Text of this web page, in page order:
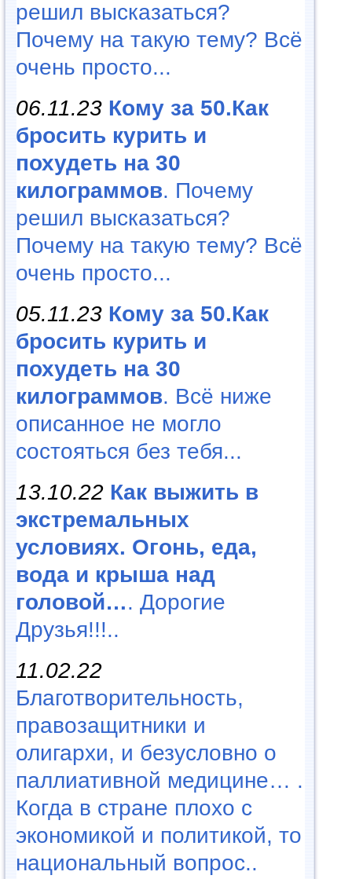
решил высказаться?
Почему на такую тему? Всё
очень просто...
06.11.23 Кому за 50.Как
бросить курить и
похудеть на 30
килограммов. Почему
решил высказаться?
Почему на такую тему? Всё
очень просто...
05.11.23 Кому за 50.Как
бросить курить и
похудеть на 30
килограммов. Всё ниже
описанное не могло
состояться без тебя...
13.10.22 Как выжить в
экстремальных
условиях. Огонь, еда,
вода и крыша над
головой…. Дорогие
Друзья!!!..
11.02.22
Благотворительность,
правозащитники и
олигархи, и безусловно о
паллиативной медицине… .
Когда в стране плохо с
экономикой и политикой, то
национальный вопрос..